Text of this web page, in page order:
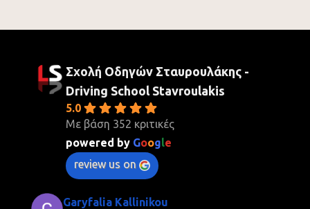
Σχολή Οδηγών Σταυρουλάκης -
Driving School Stavroulakis
5.0
Με βάση 352 κριτικές
powered by Google
review us on
Garyfalia Kallinikou